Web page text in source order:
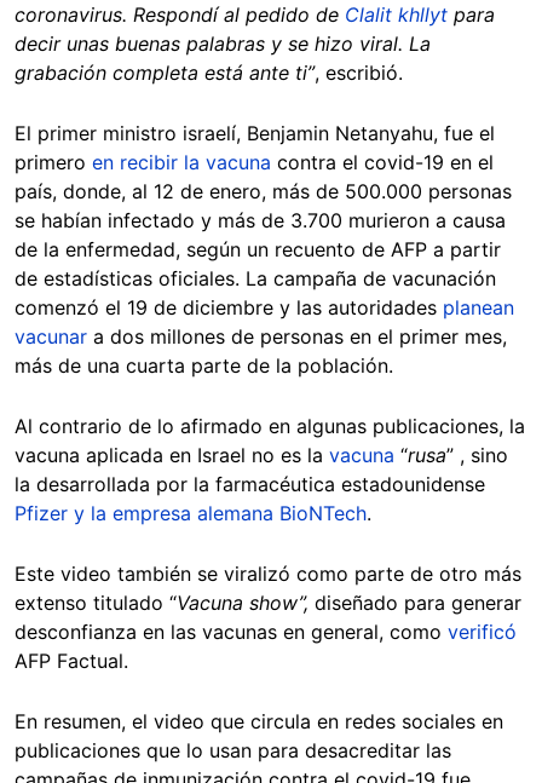
coronavirus. Respondí al pedido de Clalit khllyt para
decir unas buenas palabras y se hizo viral. La
grabación completa está ante ti”, escribió.
El primer ministro israelí, Benjamin Netanyahu, fue el
primero en recibir la vacuna contra el covid-19 en el
país, donde, al 12 de enero, más de 500.000 personas
se habían infectado y más de 3.700 murieron a causa
de la enfermedad, según un recuento de AFP a partir
de estadísticas oficiales. La campaña de vacunación
comenzó el 19 de diciembre y las autoridades planean
vacunar a dos millones de personas en el primer mes,
más de una cuarta parte de la población.
Al contrario de lo afirmado en algunas publicaciones, la
vacuna aplicada en Israel no es la vacuna “rusa” , sino
la desarrollada por la farmacéutica estadounidense
Pfizer y la empresa alemana BioNTech.
Este video también se viralizó como parte de otro más
extenso titulado “Vacuna show”, diseñado para generar
desconfianza en las vacunas en general, como verificó
AFP Factual.
En resumen, el video que circula en redes sociales en
publicaciones que lo usan para desacreditar las